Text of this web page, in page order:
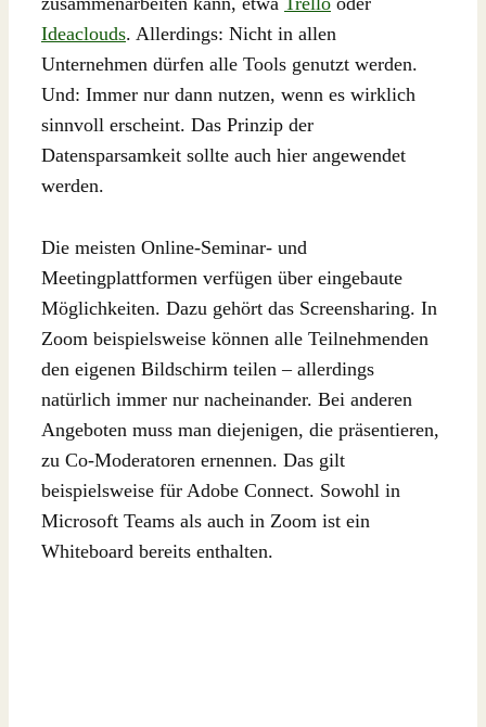
Ideaclouds. Allerdings: Nicht in allen
Unternehmen dürfen alle Tools genutzt werden.
Und: Immer nur dann nutzen, wenn es wirklich
sinnvoll erscheint. Das Prinzip der
Datensparsamkeit sollte auch hier angewendet
werden.
Die meisten Online-Seminar- und
Meetingplattformen verfügen über eingebaute
Möglichkeiten. Dazu gehört das Screensharing. In
Zoom beispielsweise können alle Teilnehmenden
den eigenen Bildschirm teilen – allerdings
natürlich immer nur nacheinander. Bei anderen
Angeboten muss man diejenigen, die präsentieren,
zu Co-Moderatoren ernennen. Das gilt
beispielsweise für Adobe Connect. Sowohl in
Microsoft Teams als auch in Zoom ist ein
Whiteboard bereits enthalten.